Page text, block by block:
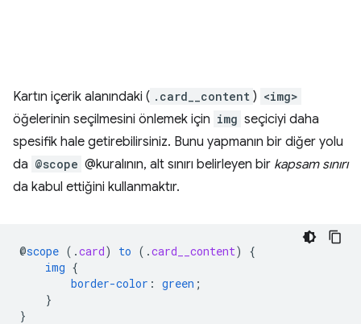
Kartın içerik alanındaki ( .card__content ) <img>
öğelerinin seçilmesini önlemek için img seçiciyi daha
spesifik hale getirebilirsiniz. Bunu yapmanın bir diğer yolu
da @scope @kuralının, alt sınırı belirleyen bir kapsam sınırı
da kabul ettiğini kullanmaktır.
@scope ( .card) to ( .card__content)
{
img {
border-color : green ;
}
}